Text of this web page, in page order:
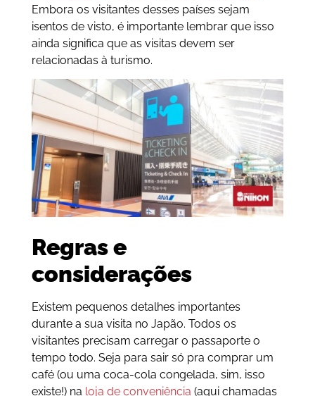
Embora os visitantes desses países sejam
isentos de visto, é importante lembrar que isso
ainda significa que as visitas devem ser
relacionadas à turismo.
Regras e
considerações
Existem pequenos detalhes importantes
durante a sua visita no Japão. Todos os
visitantes precisam carregar o passaporte o
tempo todo. Seja para sair só pra comprar um
café (ou uma coca-cola congelada, sim, isso
existe!) na loja de conveniência (aqui chamadas